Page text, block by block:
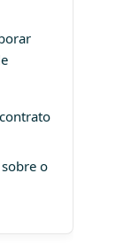
o